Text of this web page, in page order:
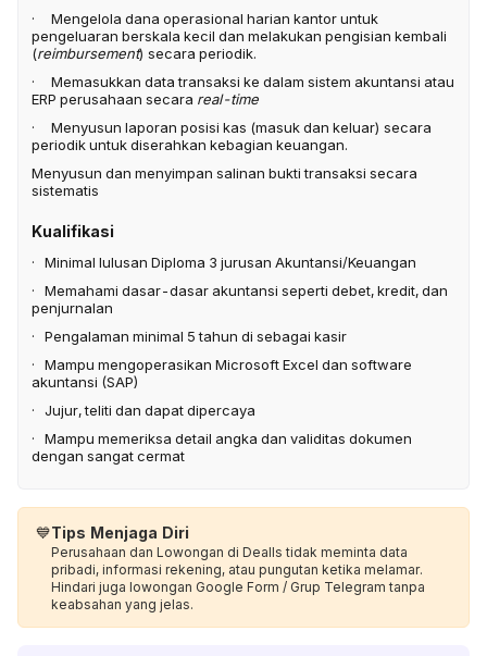
· Mengelola dana operasional harian kantor untuk
pengeluaran berskala kecil dan melakukan pengisian kembali
(reimbursement) secara periodik.
· Memasukkan data transaksi ke dalam sistem akuntansi atau
ERP perusahaan secara real-time
· Menyusun laporan posisi kas (masuk dan keluar) secara
periodik untuk diserahkan kebagian keuangan.
Menyusun dan menyimpan salinan bukti transaksi secara
sistematis
Kualifikasi
· Minimal lulusan Diploma 3 jurusan Akuntansi/Keuangan
· Memahami dasar-dasar akuntansi seperti debet, kredit, dan
penjurnalan
· Pengalaman minimal 5 tahun di sebagai kasir
· Mampu mengoperasikan Microsoft Excel dan software
akuntansi (SAP)
· Jujur, teliti dan dapat dipercaya
· Mampu memeriksa detail angka dan validitas dokumen
dengan sangat cermat
💙Tips Menjaga Diri
Perusahaan dan Lowongan di Dealls tidak meminta data
pribadi, informasi rekening, atau pungutan ketika melamar.
Hindari juga lowongan Google Form / Grup Telegram tanpa
keabsahan yang jelas.